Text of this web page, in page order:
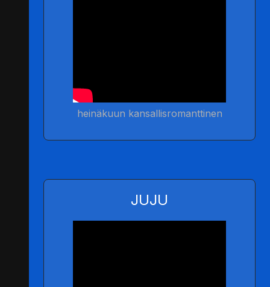
heinäkuun kansallisromanttinen
JUJU